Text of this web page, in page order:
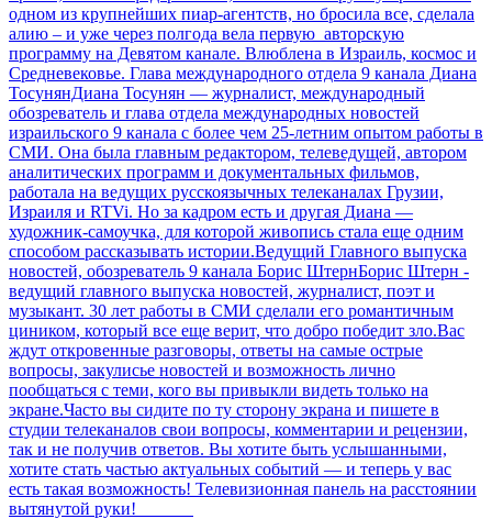
одном из крупнейших пиар-агентств, но бросила все, сделала
алию – и уже через полгода вела первую авторскую
программу на Девятом канале. Влюблена в Израиль, космос и
Средневековье. Глава международного отдела 9 канала Диана
ТосунянДиана Тосунян — журналист, международный
обозреватель и глава отдела международных новостей
израильского 9 канала с более чем 25-летним опытом работы в
СМИ. Она была главным редактором, телеведущей, автором
аналитических программ и документальных фильмов,
работала на ведущих русскоязычных телеканалах Грузии,
Израиля и RTVi. Но за кадром есть и другая Диана —
художник-самоучка, для которой живопись стала еще одним
способом рассказывать истории.Ведущий Главного выпуска
новостей, обозреватель 9 канала Борис ШтернБорис Штерн -
ведущий главного выпуска новостей, журналист, поэт и
музыкант. 30 лет работы в СМИ сделали его романтичным
циником, который все еще верит, что добро победит зло.Вас
ждут откровенные разговоры, ответы на самые острые
вопросы, закулисье новостей и возможность лично
пообщаться с теми, кого вы привыкли видеть только на
экране.Часто вы сидите по ту сторону экрана и пишете в
студии телеканалов свои вопросы, комментарии и рецензии,
так и не получив ответов. Вы хотите быть услышанными,
хотите стать частью актуальных событий — и теперь у вас
есть такая возможность! Телевизионная панель на расстоянии
вытянутой руки!